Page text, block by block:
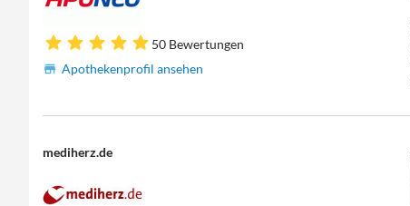
50 Bewertungen
Apothekenprofil ansehen
mediherz.de